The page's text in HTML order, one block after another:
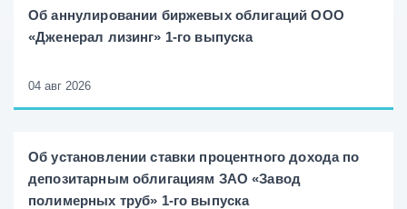
Об аннулировании биржевых облигаций ООО
«Дженерал лизинг» 1-го выпуска
04 авг 2026
Об установлении ставки процентного дохода по
депозитарным облигациям ЗАО «Завод
полимерных труб» 1-го выпуска